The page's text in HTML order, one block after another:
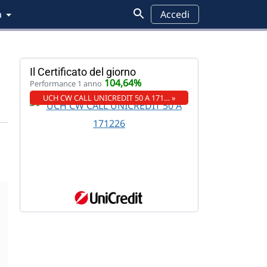
Accedi
Il Certificato del giorno
Performance 1 anno 104,64%
UCH CW CALL UNICREDIT 50 A 171… »